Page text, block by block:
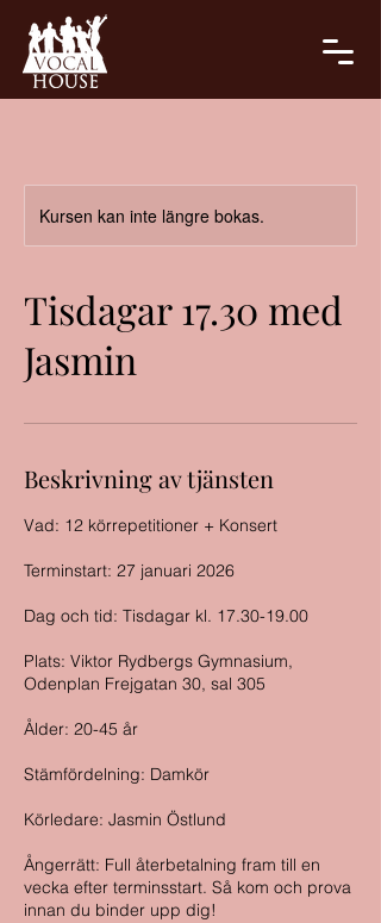
Kursen kan inte längre bokas.
Tisdagar 17.30 med
Jasmin
Beskrivning av tjänsten
Vad: 12 körrepetitioner + Konsert
Terminstart: 27 januari 2026
Dag och tid: Tisdagar kl. 17.30-19.00
Plats: Viktor Rydbergs Gymnasium,
Odenplan Frejgatan 30, sal 305
Ålder: 20-45 år
Stämfördelning: Damkör
Körledare: Jasmin Östlund
Ångerrätt: Full återbetalning fram till en
vecka efter terminsstart. Så kom och prova
innan du binder upp dig!